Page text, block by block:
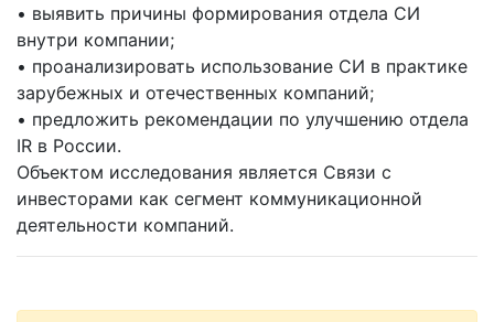
• выявить причины формирования отдела СИ
внутри компании;
• проанализировать использование СИ в практике
зарубежных и отечественных компаний;
• предложить рекомендации по улучшению отдела
IR в России.
Объектом исследования является Связи с
инвесторами как сегмент коммуникационной
деятельности компаний.